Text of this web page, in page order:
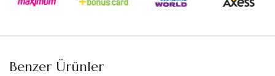
Benzer Ürünler